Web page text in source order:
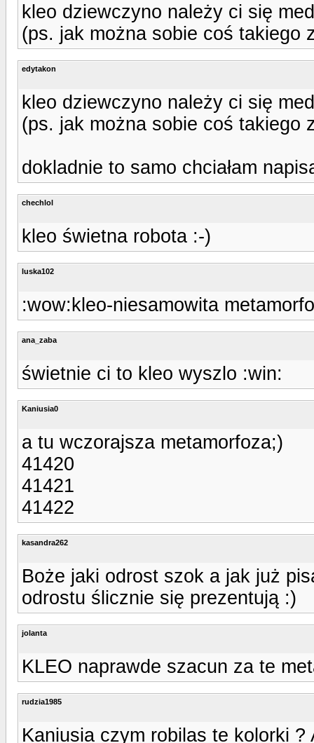
kleo dziewczyno należy ci się
(ps. jak można sobie coś takiego
edytakon
kleo dziewczyno należy ci się
(ps. jak można sobie coś takiego
dokladnie to samo chciałam
chechlol
kleo świetna robota :-)
luska102
:wow:kleo-niesamowita
ana_zaba
świetnie ci to kleo wyszlo :win:
Kaniusia0
a tu wczorajsza metamorfoza;)
41420
41421
41422
kasandra262
Boże jaki odrost szok a jak już
odrostu ślicznie się prezentują :)
jolanta
KLEO naprawde szacun za te
rudzia1985
Kaniusia czym robilas te kolorki